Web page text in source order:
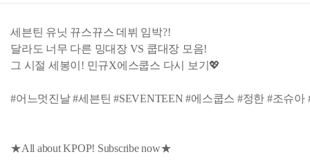
세븐틴 유닛 뀨스뀨스 데뷔 임박?!
달라도 너무 다른 밍대장 VS 쿱대장 모음!
그 시절 세봉이! 민규X에스쿱스 다시 보기💖
#어느멋진날 #세븐틴 #SEVENTEEN #에스쿱스 #정한 #조슈
★All about KPOP! Subscribe now★